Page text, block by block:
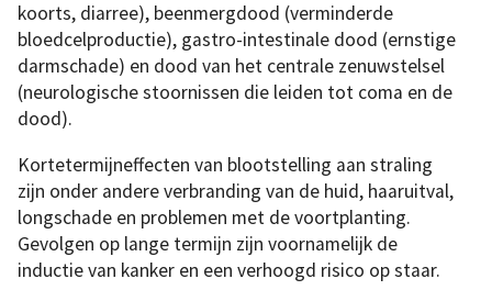
koorts, diarree), beenmergdood (verminderde
bloedcelproductie), gastro-intestinale dood (ernstige
darmschade) en dood van het centrale zenuwstelsel
(neurologische stoornissen die leiden tot coma en de
dood).
Kortetermijneffecten van blootstelling aan straling
zijn onder andere verbranding van de huid, haaruitval,
longschade en problemen met de voortplanting.
Gevolgen op lange termijn zijn voornamelijk de
inductie van kanker en een verhoogd risico op staar.